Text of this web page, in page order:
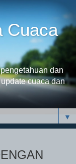
Cuaca
dan
cuaca dan
▼